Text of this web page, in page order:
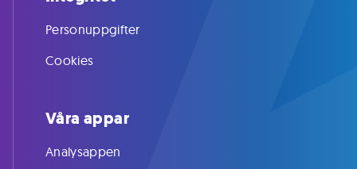
Personuppgifter
Cookies
Våra appar
Analysappen